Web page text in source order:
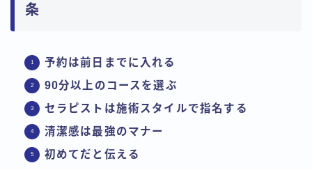
条
予約は前日までに入れる
90分以上のコースを選ぶ
セラピストは施術スタイルで指名する
清潔感は最強のマナー
初めてだと伝える